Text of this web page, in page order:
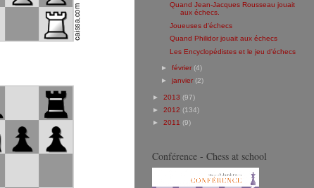
Quand Jean-Jacques Rousseau jouait
aux échecs.
Joueuses d'échecs
Quand Philidor jouait aux échecs
Les Encyclopédistes et le jeu d'échecs
► février (4)
► janvier (2)
► 2013 (97)
► 2012 (134)
► 2011 (9)
Conférence - Chess at school